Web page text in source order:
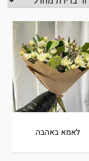
לאמא באהבה